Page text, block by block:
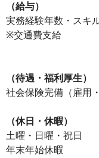
（給与）
実務経験年数・スキ
※交通費支給
（待遇・福利厚生）
社会保険完備（雇用
（休日・休暇）
土曜・日曜・祝日
年末年始休暇